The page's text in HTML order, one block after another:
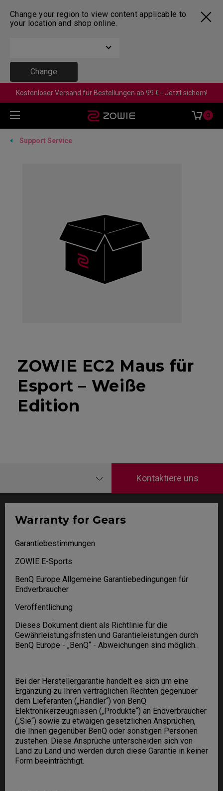
Change your region to view content applicable to
your location and shop online.
Change
Kostenloser Versand für Bestellungen ab 99 € - Jetzt sichern!
0
Support Service
ZOWIE EC2 Maus für
Esport – Weiße
Edition
Kontaktiere uns
Warranty for Gears
Garantiebestimmungen
ZOWIE E-Sports
BenQ Europe Allgemeine Garantiebedingungen für
Endverbraucher
Veröffentlichung
Dieses Dokument dient als Richtlinie für die
Gewährleistungsfristen und Garantieleistungen durch
BenQ Europe - „BenQ“ - Abweichungen sind möglich.
Bei der Herstellergarantie handelt es sich um eine
Ergänzung zu Ihren vertraglichen Rechten gegenüber
dem Lieferanten („Händler“) von BenQ
Elektronikerzeugnissen („Produkte“) an Endverbraucher
(„Sie“) sowie zu etwaigen gesetzlichen Ansprüchen,
die Ihnen gegenüber BenQ oder sonstigen Personen
zustehen. Diese Ansprüche unterscheiden sich von
Land zu Land und werden durch diese Garantie in keiner
Form beeinträchtigt.